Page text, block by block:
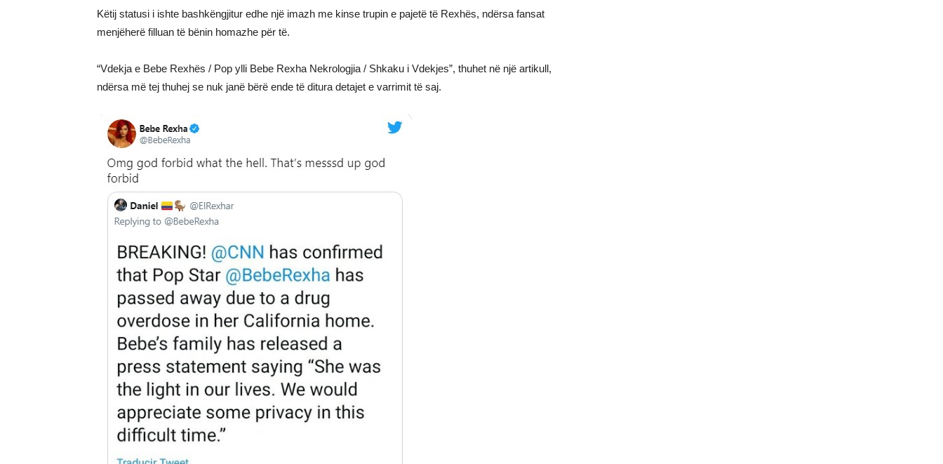
Këtij statusi i ishte bashkëngjitur edhe një imazh me kinse trupin e pajetë të Rexhës, ndërsa fansat
menjëherë filluan të bënin homazhe për të.
“Vdekja e Bebe Rexhës / Pop ylli Bebe Rexha Nekrologjia / Shkaku i Vdekjes”, thuhet në një artikull,
ndërsa më tej thuhej se nuk janë bërë ende të ditura detajet e varrimit të saj.